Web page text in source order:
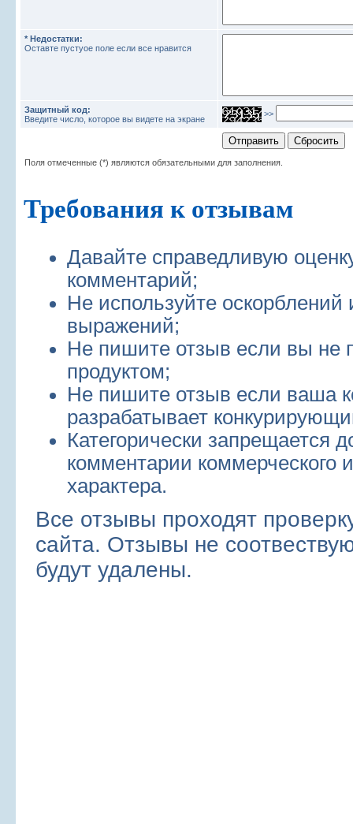
* Недостатки:
Оставте пустуое поле если все нравится
Защитный код:
Введите число, которое вы видете на экране
>>
Поля отмеченные (*) являются обязательными для заполнения.
Требования к отзывам
Давайте справедливую
комментарий;
Не используйте оскорблений
выражений;
Не пишите отзыв если вы не
продуктом;
Не пишите отзыв если ваша
разрабатывает
Категорически запрещается
комментарии коммерческого
характера.
Все отзывы проходят
сайта. Отзывы не
будут удалены.